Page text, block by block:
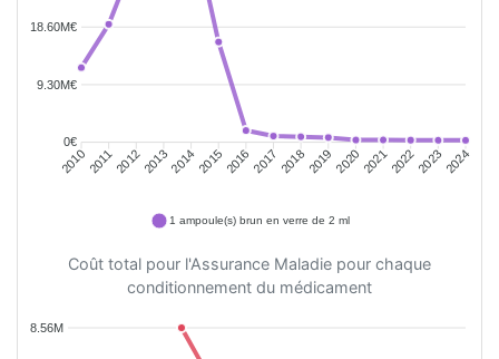
18.60M€
9.30M€
0€
20102011201220132014201520162017 2018201920202021202220232024
1 ampoule(s) brun en verre de 2 ml
Coût total pour l'Assurance Maladie pour chaque
conditionnement du médicament
8.56M